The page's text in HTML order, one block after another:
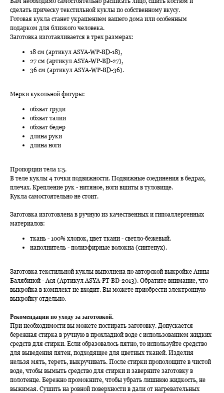
сделать прическу текстильной куклы по собственному вкусу.
Готовая кукла станет украшением вашего дома или особенным
подарком для близкого человека.
Заготовка изготавливается в трех размерах:
18 см (артикул ASYA-WP-BD-18),
27 см (артикул ASYA-WP-BD-27),
36 см (артикул ASYA-WP-BD-36).
Мерки кукольной фигуры:
обхват груди
обхват талии
обхват бедер
длина руки
длина ноги
Пропорции тела 1:5.
В теле куклы 4 точки подвижности. Подвижные соединения в бедрах,
плечах. Крепление рук - нитяное, ноги вшиты в туловище.
Кукла самостоятельно не стоит.
Заготовка изготовлена в ручную из качественных и гипоаллергенных
материалов:
ткань - 100% хлопок, цвет ткани - светло-бежевый.
наполнитель - полиэфирные волокна (синтепух).
Заготовка текстильной куклы выполнена по авторской выкройке Анны
Балябиной - Ася (Артикул ASYA-PT-BD-2013). Обратите внимание, что
выкройка в комплект не входит. Вы можете приобрести электронную
выкройку отдельно.
Рекомендации по уходу за заготовкой.
При необходимости вы можете постирать заготовку. Допускается
бережная стирка в ручную в прохладной воде с использованием жидких
средств для стирки. Если образовалось пятно, то используйте средство
для выведения пятен, подходящее для цветных тканей. Изделия
нельзя мять, тереть, выкручивать. После стирки прополощите в чистой
воде, чтобы вымыть средство для стирки и заверните заготовку в
полотенце. Бережно промокните, чтобы убрать лишнюю жидкость, не
выжимая. Сушить на ровной поверхности в дали от нагревательных